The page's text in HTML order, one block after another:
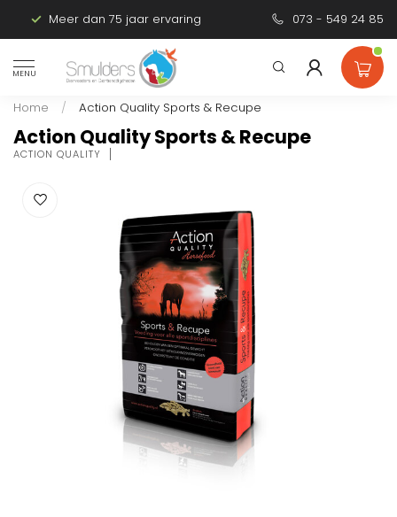
Meer dan 75 jaar ervaring Persoonlijk
073 - 549 24 85
MENU
Home / Action Quality Sports & Recupe
Action Quality Sports & Recupe
ACTION QUALITY